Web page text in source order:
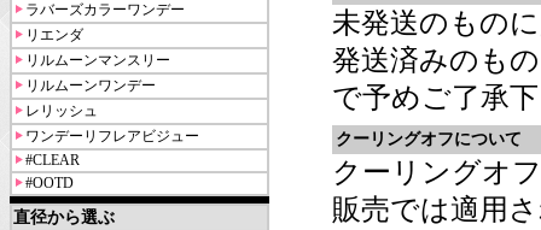
ラバーズカラーワンデー
リエンダ
リルムーンマンスリー
リルムーンワンデー
レリッシュ
ワンデーリフレアビジュー
#CLEAR
#OOTD
直径から選ぶ
未発送のもの
発送済みのも
で予めご了承
クーリングオフについて
クーリングオ
販売では適用